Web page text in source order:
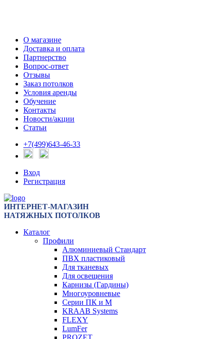
О магазине
Доставка и оплата
Партнерство
Вопрос-ответ
Отзывы
Заказ потолков
Условия аренды
Обучение
Контакты
Новости/акции
Статьи
+7(499)643-46-33
Вход
Регистрация
ИНТЕРНЕТ-МАГАЗИН
НАТЯЖНЫХ ПОТОЛКОВ
Каталог
Профили
Алюминиевый Стандарт
ПВХ пластиковый
Для тканевых
Для освещения
Карнизы (Гардины)
Многоуровневые
Серии ПК и М
KRAAB Systems
FLEXY
LumFer
PROZET